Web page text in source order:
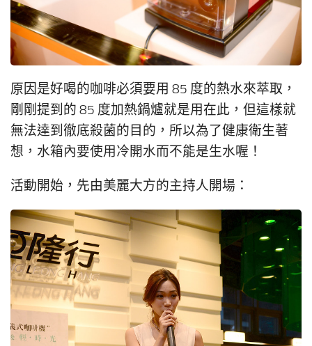
原因是好喝的咖啡必須要用 85 度的熱水來萃取，
剛剛提到的 85 度加熱鍋爐就是用在此，但這樣就
無法達到徹底殺菌的目的，所以為了健康衛生著
想，水箱內要使用冷開水而不能是生水喔！
活動開始，先由美麗大方的主持人開場：